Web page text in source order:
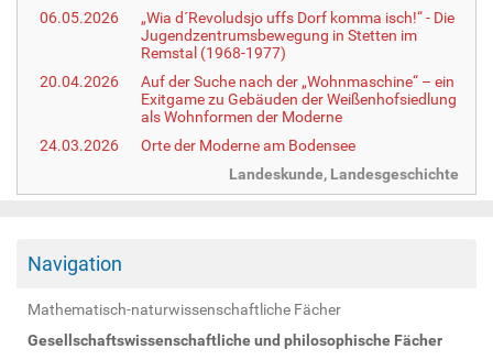
06.05.2026
„Wia d´Revoludsjo uffs Dorf komma isch!“ - Die
Jugendzentrumsbewegung in Stetten im
Remstal (1968-1977)
20.04.2026
Auf der Suche nach der „Wohnmaschine“ – ein
Exitgame zu Gebäuden der Weißenhofsiedlung
als Wohnformen der Moderne
24.03.2026
Orte der Moderne am Bodensee
Landeskunde, Landesgeschichte
Navigation
Mathematisch-naturwissenschaftliche Fächer
Gesellschaftswissenschaftliche und philosophische Fächer